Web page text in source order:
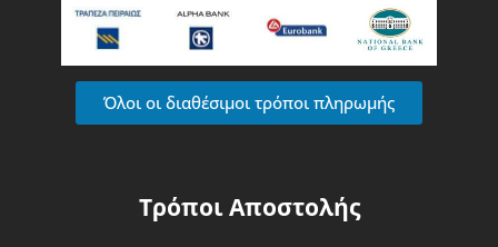
Όλοι οι διαθέσιμοι τρόποι πληρωμής
Τρόποι Αποστολής